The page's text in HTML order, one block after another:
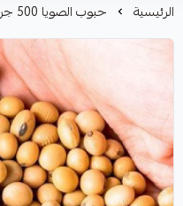
الرئيسية حبوب الصويا 500 جرام